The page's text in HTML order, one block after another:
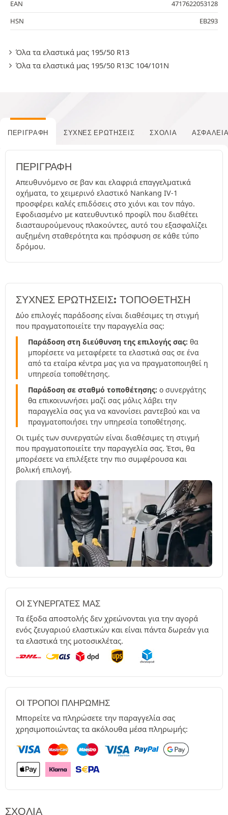
EAN
4717622053128
HSN
EB293
Όλα τα ελαστικά μας 195/50 R13
Όλα τα ελαστικά μας 195/50 R13C 104/101N
ΠΕΡΙΓΡΑΦΉ ΣΥΧΝΈΣ ΕΡΩΤΉΣΕΙΣ ΣΧΌΛΙΑ
ΠΕΡΙΓΡΑΦΉ
Απευθυνόμενο σε βαν και ελαφριά επαγγελματικά
οχήματα, το χειμερινό ελαστικό Nankang IV-1
προσφέρει καλές επιδόσεις στο χιόνι και τον πάγο.
Εφοδιασμένο με κατευθυντικό προφίλ που διαθέτει
διασταυρούμενους πλακούντες, αυτό του εξασφαλίζει
αυξημένη σταθερότητα και πρόσφυση σε κάθε τύπο
δρόμου.
ΣΥΧΝΈΣ ΕΡΩΤΉΣΕΙΣ: ΤΟΠΟΘΕΤΗΣΗ
Δύο επιλογές παράδοσης είναι διαθέσιμες τη στιγμή
που πραγματοποιείτε την παραγγελία σας:
Παράδοση στη διεύθυνση της επιλογής σας: θα
μπορέσετε να μεταφέρετε τα ελαστικά σας σε ένα
από τα εταίρα κέντρα μας για να πραγματοποιηθεί η
υπηρεσία τοποθέτησης.
Παράδοση σε σταθμό τοποθέτησης: ο συνεργάτης
θα επικοινωνήσει μαζί σας μόλις λάβει την
παραγγελία σας για να κανονίσει ραντεβού και να
πραγματοποιήσει την υπηρεσία τοποθέτησης.
Οι τιμές των συνεργατών είναι διαθέσιμες τη στιγμή
που πραγματοποιείτε την παραγγελία σας. Έτσι, θα
μπορέσετε να επιλέξετε την πιο συμφέρουσα και
βολική επιλογή.
ΟΙ ΣΥΝΕΡΓΆΤΕΣ ΜΑΣ
Τα έξοδα αποστολής δεν χρεώνονται για την αγορά
ενός ζευγαριού ελαστικών και είναι πάντα δωρεάν για
τα ελαστικά της μοτοσικλέτας.
ΟΙ ΤΡΌΠΟΙ ΠΛΗΡΩΜΉΣ
Μπορείτε να πληρώσετε την παραγγελία σας
χρησιμοποιώντας τα ακόλουθα μέσα πληρωμής:
ΣΧΌΛΙΑ